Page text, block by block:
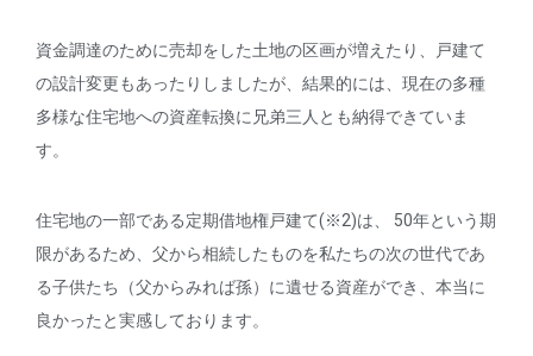
資金調達のために売却をした土地の区画が増えたり、戸建て
の設計変更もあったりしましたが、結果的には、現在の多種
多様な住宅地への資産転換に兄弟三人とも納得できていま
す。
住宅地の一部である定期借地権戸建て(※2)は、 50年という期
限があるため、父から相続したものを私たちの次の世代であ
る子供たち（父からみれば孫）に遺せる資産ができ、本当に
良かったと実感しております。